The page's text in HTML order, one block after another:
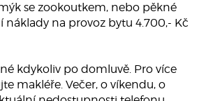
se zookoutkem, nebo pěkné
náklady na provoz bytu 4.700,- Kč
kdykoliv po domluvě. Pro více
makléře. Večer, o víkendu, o